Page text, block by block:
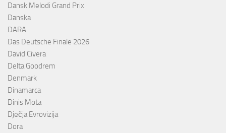
Dansk Melodi Grand Prix
Danska
DARA
Das Deutsche Finale 2026
David Civera
Delta Goodrem
Denmark
Dinamarca
Dinis Mota
Dječja Evrovizija
Dora